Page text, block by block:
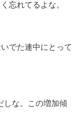
忘れてるよな。
でた連中にとって
しな。この増加傾